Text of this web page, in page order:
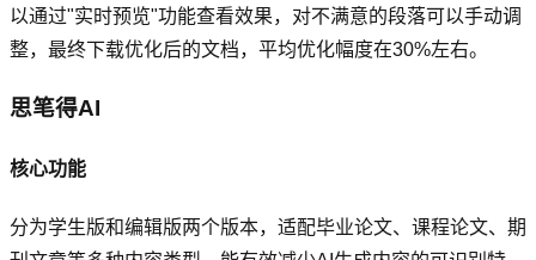
以通过"实时预览"功能查看效果，对不满意的段落可以手动调
整，最终下载优化后的文档，平均优化幅度在30%左右。
思笔得AI
核心功能
分为学生版和编辑版两个版本，适配毕业论文、课程论文、期